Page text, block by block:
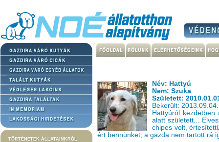
TÖRTÉNETEK ÁLLATAINKRÓL
Név: Hattyú
Nem: Szuka
Született:
Bekerült: 2013.09.04.
Hattyúról
alatt született...
chipes volt,
ért bennünket, a gazda nem tartott rá